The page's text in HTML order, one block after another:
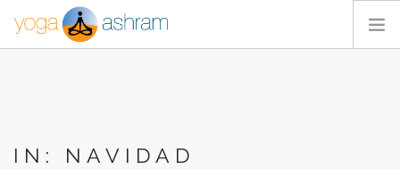
CONTACTA
IN: NAVIDAD